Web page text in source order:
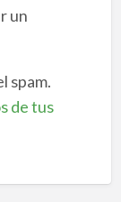
un
spam.
de tus